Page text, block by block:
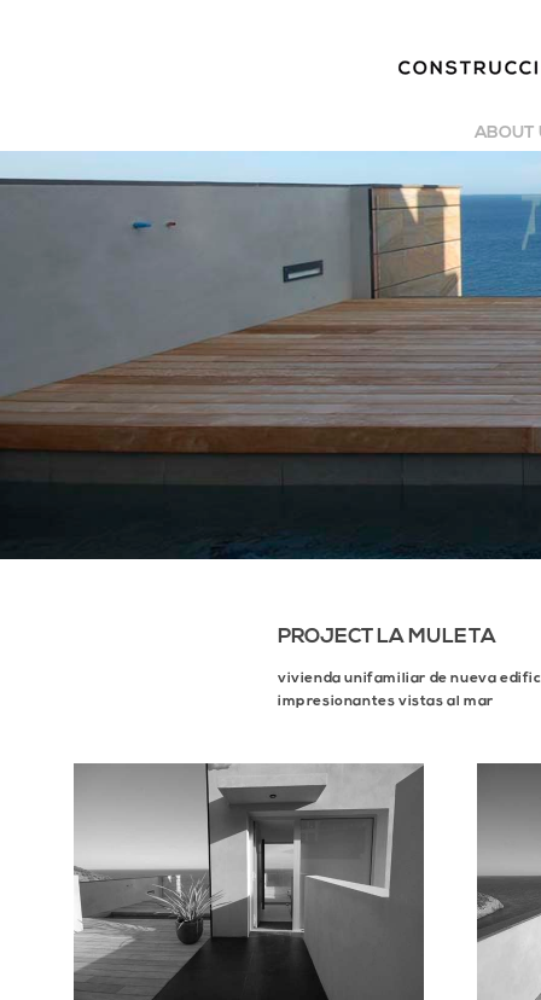
ABOUT
PROJECT LA MULETA
vivienda unifamiliar de nueva
impresionantes vistas al mar